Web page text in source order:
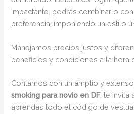
impactante, podrás combinarlo
preferencia, imponiendo un estilo
Manejamos precios justos y
beneficios y condiciones a la hora
Contamos con un amplio y
smoking para novio en DF, te invita
aprendas todo el código de